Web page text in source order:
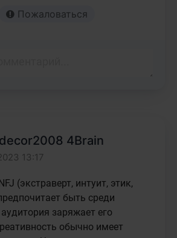
Пожаловаться
4Brain
13:17
(экстраверт, интуит, этик,
быть среди
заряжает его
обычно имеет